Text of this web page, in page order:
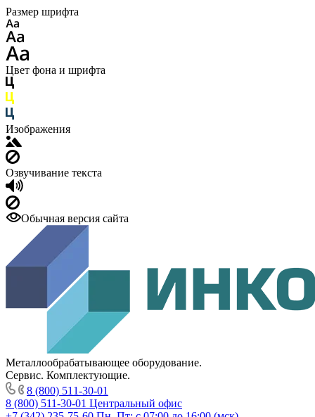
Размер шрифта
Цвет фона и шрифта
Изображения
Озвучивание текста
Обычная версия сайта
Металлообрабатывающее оборудование.
Сервис. Комплектующие.
8 (800) 511-30-01
8 (800) 511-30-01 Центральный офис